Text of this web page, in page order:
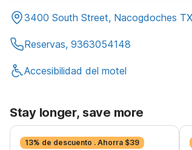
3400 South Street, Nacogdoches TX
Reservas, 9363054148
Accesibilidad del motel
Stay longer, save more
13% de descuento . Ahorra $39